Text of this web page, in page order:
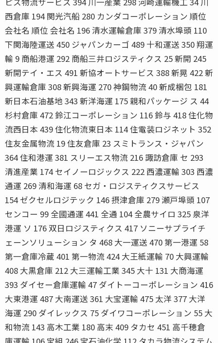
西倉庫 194 関光汽船 280 カンダコーポレーション 順位
会社名 順位 会社名 196 清水運輸倉庫 379 清水埠頭 110
下関海陸運送 450 ジャパンカーゴ 489 十和運送 350 翔運
輸 9 商船港運 292 商船三井ロジスティクス 25 新開 245
新開テイ・エス 491 新協オートサービス 388 新晃 422 新
興運輸倉庫 308 新興海運 270 神鋼物流 40 新成梱包 181
新日本石油基地 343 新洋海運 175 親和パッケージ ス 44
杉村倉庫 472 鈴江コーポレーション 116 鈴与 418 住化物
流西日本 439 住化物流東日本 114 住電装ロジネット 352
住友金属物流 19 住友倉庫 23 スミトランス・ジャパン
364 住和港運 381 スリーエス物流 216 諏訪倉庫 セ 293
清進産業 174 セイノーロジックス 222 西濃運輸 303 西濃
通運 269 清和海運 68 セガ・ロジスティクスサービス
154 ゼクセルロジテック 146 摂津倉庫 279 瀬戸埠頭 107
センコー 99 全國通運 441 全通 104 全農サイロ 325 泉洋
港運 ソ 176 双日ロジスティクス 417 ソニーサプライチ
ェーンソリューション タ 468 大一運送 470 第一港運 58
第一倉庫冷蔵 401 第一物流 424 大王紙運輸 70 大興運輸
408 大黒倉庫 212 大三運輸工業 345 大十 131 大商海運
393 ダイセー倉庫運輸 47 ダイトーコーポレーション 416
大東港運 487 大南運送 361 大宝運輸 475 太洋 377 大洋
海運 290 ダイレックス 75 ダイワコーポレーション 55 大
和物流 143 高木工業 180 高末 409 タカセ 451 高千穂倉